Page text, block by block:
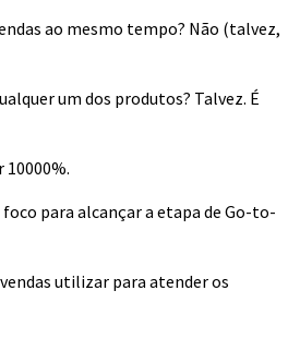
ao mesmo tempo? Não (talvez,
um dos produtos? Talvez. É
para alcançar a etapa de Go-to-
utilizar para atender os